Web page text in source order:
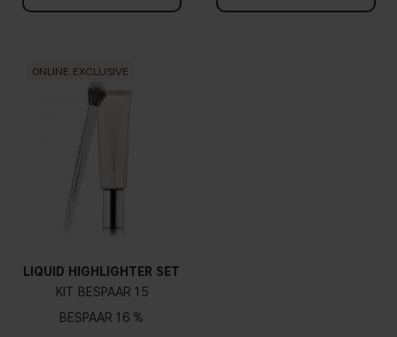
ONLINE EXCLUSIVE
LIQUID HIGHLIGHTER SET
KIT
15
16 %